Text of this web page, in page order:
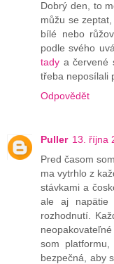
Dobrý den, to
můžu se
bílé nebo
podle svého
tady a červené
třeba neposílali
Odpovědět
Puller 13. října
Pred časom
ma vytrhlo z
stávkami a
ale aj napätie
rozhodnutí.
som
bezpečná, aby